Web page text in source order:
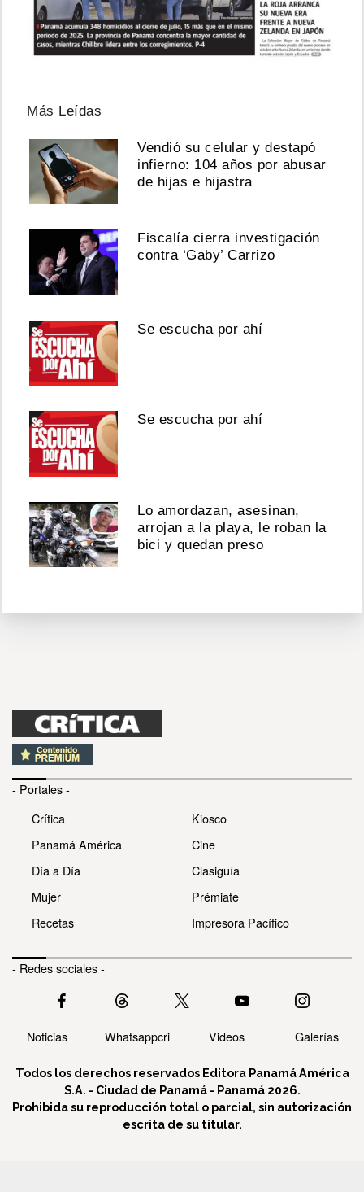
Más Leídas
Vendió su celular y destapó
infierno: 104 años por abusar
de hijas e hijastra
Fiscalía cierra investigación
contra ‘Gaby’ Carrizo
Se escucha por ahí
Se escucha por ahí
Lo amordazan, asesinan,
arrojan a la playa, le roban la
bici y quedan preso
- Portales -
Crítica
Panamá América
Día a Día
Mujer
Recetas
Kiosco
Cine
Clasiguía
Prémiate
Impresora Pacífico
- Redes sociales -
Noticias Whatsappcri Videos Galerías
Todos los derechos reservados Editora Panamá América
S.A. - Ciudad de Panamá - Panamá 2026.
Prohibida su reproducción total o parcial, sin autorización
escrita de su titular.